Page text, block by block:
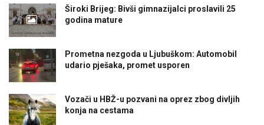
Široki Brijeg: Bivši gimnazijalci proslavili 25
godina mature
Prometna nezgoda u Ljubuškom: Automobil
udario pješaka, promet usporen
Vozači u HBŽ-u pozvani na oprez zbog divljih
konja na cestama